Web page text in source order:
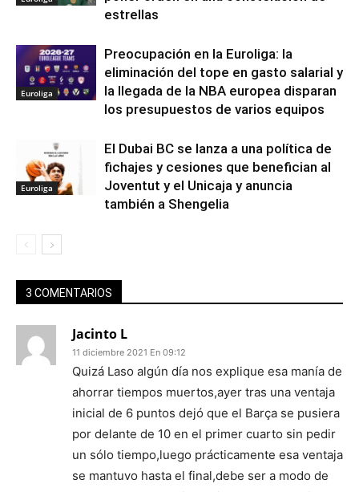
estrellas
Euroliga
Preocupación en la Euroliga: la
eliminación del tope en gasto salarial y
la llegada de la NBA europea disparan
los presupuestos de varios equipos
Euroliga
El Dubai BC se lanza a una política de
fichajes y cesiones que benefician al
Joventut y el Unicaja y anuncia
también a Shengelia
3 COMENTARIOS
Jacinto L
11 diciembre 2021 En 09:12
Quizá Laso algún día nos explique esa manía de
ahorrar tiempos muertos,ayer tras una ventaja
inicial de 6 puntos dejó que el Barça se pusiera
por delante de 10 en el primer cuarto sin pedir
un sólo tiempo,luego prácticamente esa ventaja
se mantuvo hasta el final,debe ser a modo de